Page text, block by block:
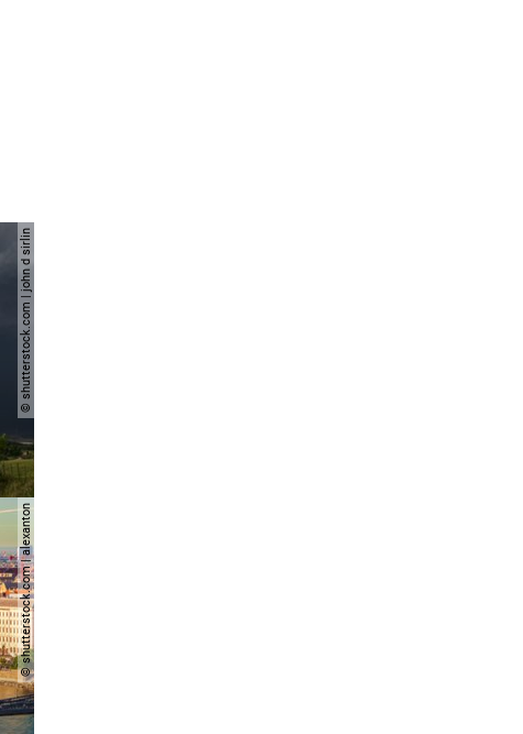
© shutterstock.com | john d sirlin
© shutterstock.com | alexanton